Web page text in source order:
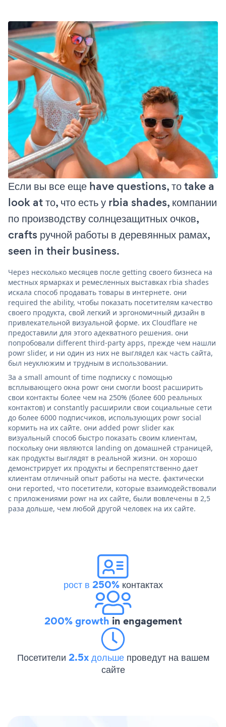
Если вы все еще have questions, то take a
look at то, что есть у rbia shades, компании
по производству солнцезащитных очков,
crafts ручной работы в деревянных рамах,
seen in their business.
Через несколько месяцев после getting своего бизнеса на
местных ярмарках и ремесленных выставках rbia shades
искала способ продавать товары в интернете. они
required the ability, чтобы показать посетителям качество
своего продукта, свой легкий и эргономичный дизайн в
привлекательной визуальной форме. их Cloudflare не
предоставили для этого адекватного решения. они
попробовали different third-party apps, прежде чем нашли
powr slider, и ни один из них не выглядел как часть сайта,
был неуклюжим и трудным в использовании.
За a small amount of time подписку с помощью
всплывающего окна powr они смогли boost расширить
свои контакты более чем на 250% (более 600 реальных
контактов) и constantly расширили свои социальные сети
до более 6000 подписчиков, использующих powr social
кормить на их сайте. они added powr slider как
визуальный способ быстро показать своим клиентам,
поскольку они являются landing on домашней страницей,
как продукты выглядят в реальной жизни. он хорошо
демонстрирует их продукты и беспрепятственно дает
клиентам отличный опыт работы на месте. фактически
они reported, что посетители, которые взаимодействовали
с приложениями powr на их сайте, были вовлечены в 2,5
раза дольше, чем любой другой человек на их сайте.
рост в 250%контактах
200% growth in engagement
Посетители 2.5x дольше проведут на вашем
сайте